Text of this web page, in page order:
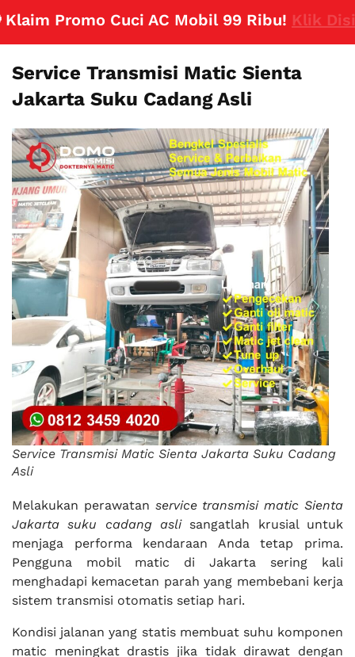
Promo Cuci AC Mobil 99 Ribu!Klik Disini
Service Transmisi Matic Sienta
Jakarta Suku Cadang Asli
Service Transmisi Matic Sienta Jakarta Suku Cadang
Asli
Melakukan perawatan service transmisi matic Sienta
Jakarta suku cadang aslisangatlah krusial untuk
menjaga performa kendaraan Anda tetap prima.
Pengguna mobil matic di Jakarta sering kali
menghadapi kemacetan parah yang membebani kerja
sistem transmisi otomatis setiap hari.
Kondisi jalanan yang statis membuat suhu komponen
matic meningkat drastis jika tidak dirawat dengan